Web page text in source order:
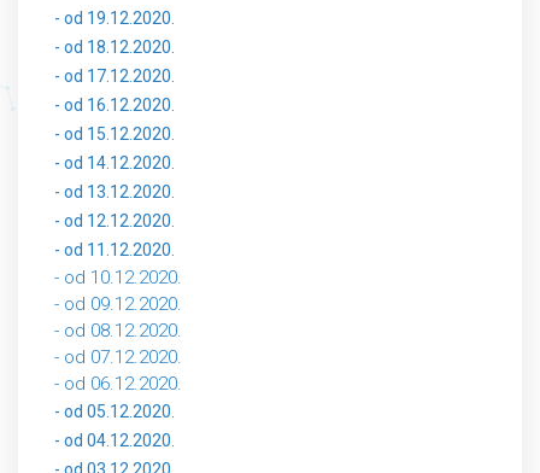
- od 19.12.2020.
- od 18.12.2020.
- od 17.12.2020.
- od 16.12.2020.
- od 15.12.2020.
- od 14.12.2020.
- od 13.12.2020.
- od 12.12.2020.
- od 11.12.2020.
- od 10.12.2020.
- od 09.12.2020.
- od 08.12.2020.
- od 07.12.2020.
- od 06.12.2020.
- od 05.12.2020.
- od 04.12.2020.